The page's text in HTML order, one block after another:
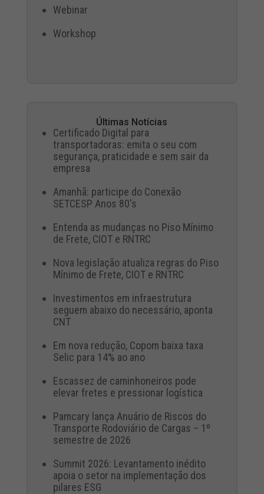
Webinar
Workshop
Últimas Notícias
Certificado Digital para
transportadoras: emita o seu com
segurança, praticidade e sem sair da
empresa
Amanhã: participe do Conexão
SETCESP Anos 80's
Entenda as mudanças no Piso Mínimo
de Frete, CIOT e RNTRC
Nova legislação atualiza regras do Piso
Mínimo de Frete, CIOT e RNTRC
Investimentos em infraestrutura
seguem abaixo do necessário, aponta
CNT
Em nova redução, Copom baixa taxa
Selic para 14% ao ano
Escassez de caminhoneiros pode
elevar fretes e pressionar logística
Pamcary lança Anuário de Riscos do
Transporte Rodoviário de Cargas – 1º
semestre de 2026
Summit 2026: Levantamento inédito
apoia o setor na implementação dos
pilares ESG